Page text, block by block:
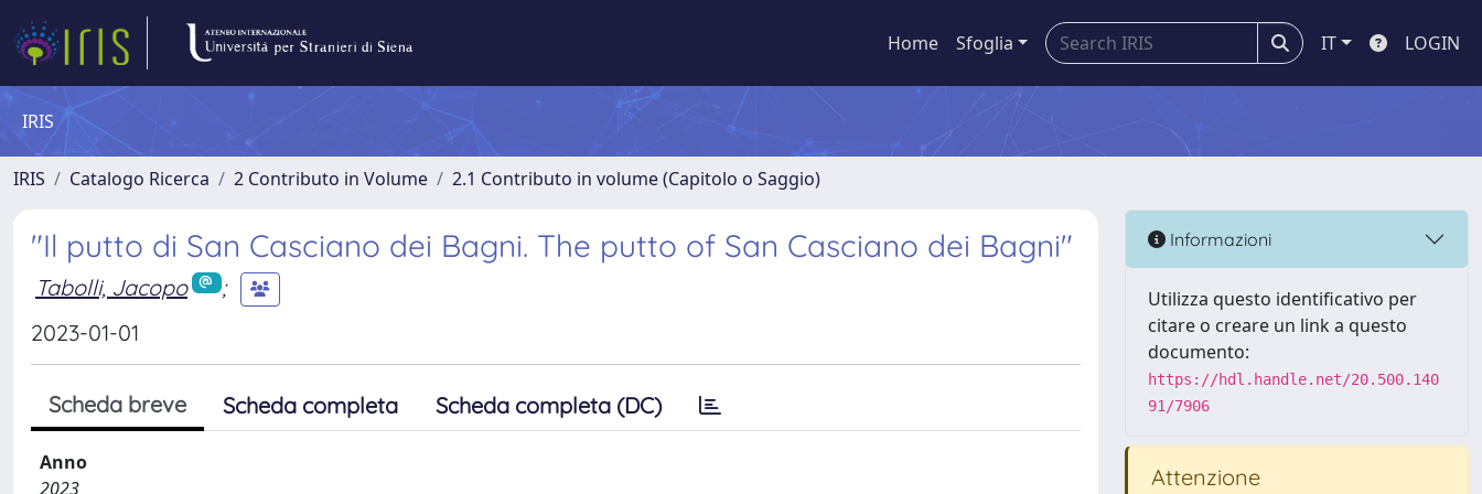
Home Sfoglia IT LOGIN
IRIS
IRIS Catalogo Ricerca 2 Contributo in Volume 2.1 Contributo in volume (Capitolo o Saggio)
"Il putto di San Casciano dei Bagni. The putto of San Casciano dei Bagni"
Tabolli, Jacopo
;
2023-01-01
Scheda breve Scheda completa Scheda completa (DC)
Anno
2023
Informazioni
Utilizza questo identificativo per
citare o creare un link a questo
documento:
https://hdl.handle.net/20.500.140
91/7906
Attenzione